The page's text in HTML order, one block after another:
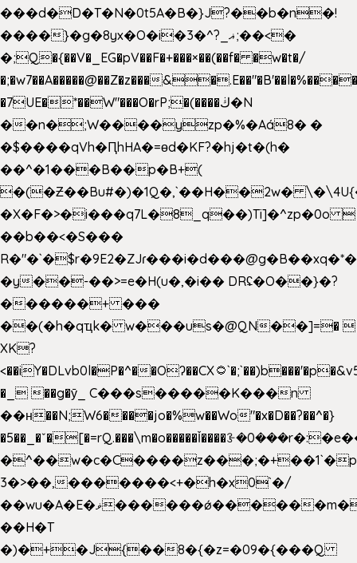
���d�D�T�N�0t5A�B�}J?��b�n�!
����}�g�8yx�O�i�3�^?_ޣ;��<�
�;Q�{��V�_EG�pV��F�+���×��(��f� �w�t�/
�;�w7��A�����@��Z�z���
�7UE�*��W"���O�rP;�(����ڬ�N
��n�;W����yzp�%�Aá8� �
�$����qVh�ԤhHA�=ɵd�KF?�hj�t�(h�
��^�1���B��p�B+(
�(�Ƶ��Bu#�)�1Q�,`��H��2w�
�X�F�>�i���q7L�8_q��)Ti]�^zp�0o 
��b��<�S���
�y��-��>=e�H(u�,�i�� DRʢ�O��}�?
������+ ���
��(�h�qҵk� w���us�@QN��]=� 
XK?
<��iY�DLvb0l�P�^��Oʔ��CX۝`�;`��)b���'�p�&v5(�
�_ ��g�ӯ_ C���s�����K���n
��н��N;W6����jo�%w��Wo"�x�D��?��^�}
�5��
3�>��,�������<+�h�x0`�/
��wu�A�E�ޥ������ǿ������m��d�C��9��e�D��1�2�/
��H�T
�)�+�J{��8�{�z=�09�{���Q